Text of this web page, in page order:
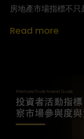
房地產市場指標不只
Read more